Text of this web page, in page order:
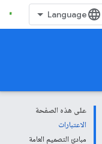
على هذه الصفحة
الاعتبارات
مبادئ التصميم العامة